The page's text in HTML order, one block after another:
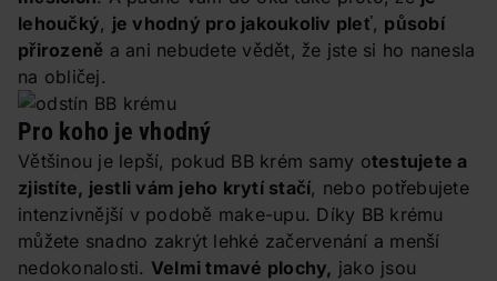
lehoučký, je vhodný pro jakoukoliv pleť, působí
přirozeně a ani nebudete vědět, že jste si ho nanesla
na obličej.
Pro koho je vhodný
Většinou je lepší, pokud BB krém samy otestujete a
zjistíte, jestli vám jeho krytí stačí, nebo potřebujete
intenzivnější v podobě make-upu. Díky BB krému
můžete snadno zakrýt lehké začervenání a menší
nedokonalosti. Velmi tmavé plochy, jako jsou